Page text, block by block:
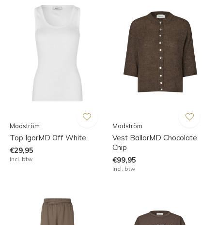
Modström
Top IgorMD Off White
€29,95
Incl. btw
Modström
Vest BallorMD Chocolate
Chip
€99,95
Incl. btw